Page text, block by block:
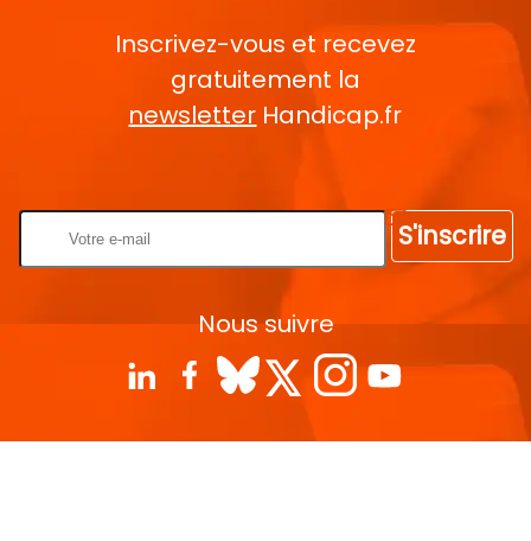
Inscrivez-vous et recevez
gratuitement la
newsletter Handicap.fr
S'inscrire
Nous suivre